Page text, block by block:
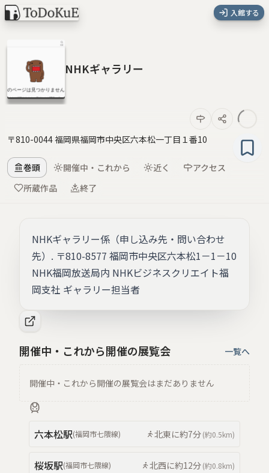
入館する
NHKギャラリー
〒810-0044 福岡県福岡市中央区六本松一丁目１番10
巻頭 開催中・これから 近く
アクセス
所蔵作品
終了
NHKギャラリー係（申し込み先・問い合わせ
先）. 〒810-8577 福岡市中央区六本松1－1－10
NHK福岡放送局内 NHKビジネスクリエイト福
岡支社 ギャラリー担当者
開催中・これから開催の展覧会 一覧へ
開催中・これから開催の展覧会はまだありません
六本松駅(福岡市七隈線) 北東に約7分(約0.5km)
桜坂駅(福岡市七隈線) 北西に約12分(約0.8km)